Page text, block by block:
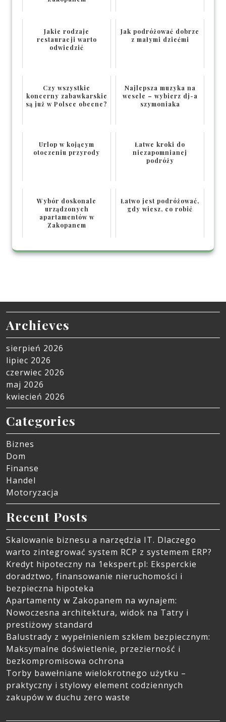
Jakie rodzaje
restauracji warto
odwiedzić
Jak podróżować dobrze
z małymi dziećmi
Czy wszystkie
koncerny zabawkarskie
są już w Polsce obecne?
Najlepsza muzyka na
wesele – wybierz dj-a
szymoniaka
Urlop w kojącym
otoczeniu przyrody
Łatwe kroki do
niezapomnianej
podróży
Wybór doskonale
urządzonych
apartamentów w
Zakopanem
Łatwo jest podróżować,
gdy wiesz, co robić
Archieves
sierpień 2026
lipiec 2026
czerwiec 2026
maj 2026
kwiecień 2026
Categories
Biznes
Dom
Finanse
Handel
Motoryzacja
Recent Posts
Skalowanie biznesu a narzędzia IT. Dlaczego
warto zintegrować system RCP z systemem ERP?
Kredyt hipoteczny na 1ekspert.pl: Eksperckie
doradztwo, finansowanie nieruchomości i
bezpieczna hipoteka
Apartamenty w Zakopanem na wynajem:
Nowoczesna architektura, widok na Tatry i
prestiżowy standard
Balustrady z wypełnieniem szkłem bezpiecznym:
Maksymalne doświetlenie, przezierność i
bezkompromisowa ochrona
Torby bawełniane wielokrotnego użytku –
praktyczny i stylowy element codziennych
zakupów w duchu zero waste